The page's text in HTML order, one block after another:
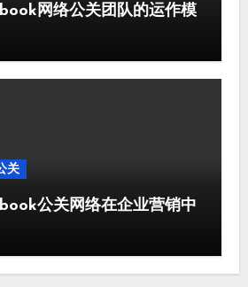
网络公关团队的运作模
关
公关网络在企业营销中